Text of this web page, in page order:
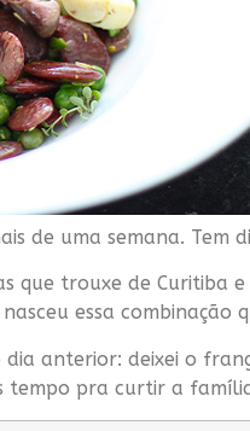
de uma semana.
que trouxe de
essa combinação
anterior: deixei o
tempo pra curtir a